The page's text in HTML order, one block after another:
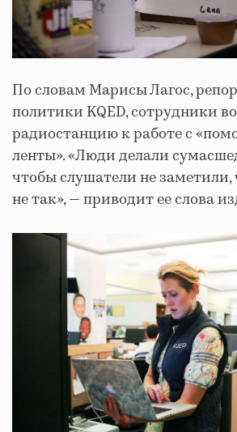
По словам Марисы Лагос,
политики KQED, сотрудники
радиостанцию к работе с
ленты». «Люди делали
чтобы слушатели не заметили,
не так», — приводит ее слова